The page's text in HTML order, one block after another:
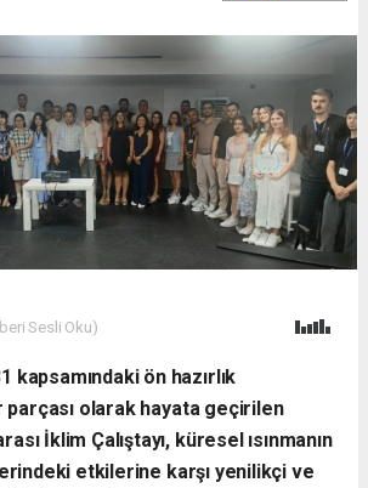
Sesli Oku)
kapsamındaki ön hazırlık
parçası olarak hayata geçirilen
İklim Çalıştayı, küresel ısınmanın
etkilerine karşı yenilikçi ve